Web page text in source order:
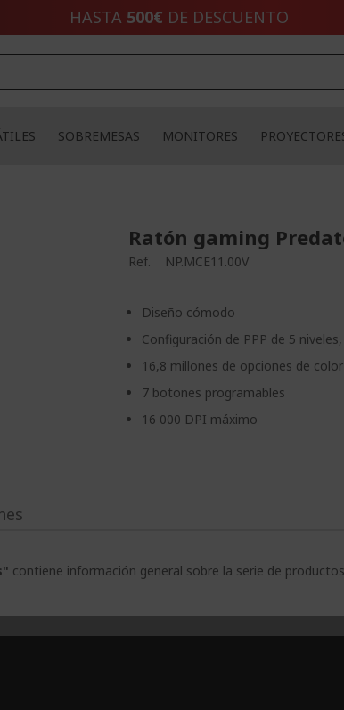
HASTA 500€ DE DESCUENTO
SOBREMESAS MONITORES
Ratón gaming
Ref. NP.MCE11.00V
Diseño cómodo
Configuración de PPP de 5
16,8 millones de opciones de
7 botones programables
16 000 DPI máximo
contiene información general sobre la serie de